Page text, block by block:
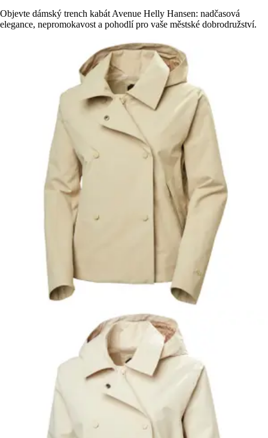
Objevte dámský trench kabát Avenue Helly Hansen: nadčasová
elegance, nepromokavost a pohodlí pro vaše městské dobrodružství.